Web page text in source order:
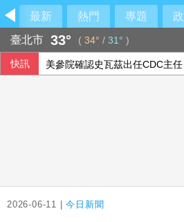
最新 熱門 專題
臺北市 33° ( 34° / 31° )
快訊 美參院確認史瓦茲出任CDC主
2026-06-11 |今日新聞